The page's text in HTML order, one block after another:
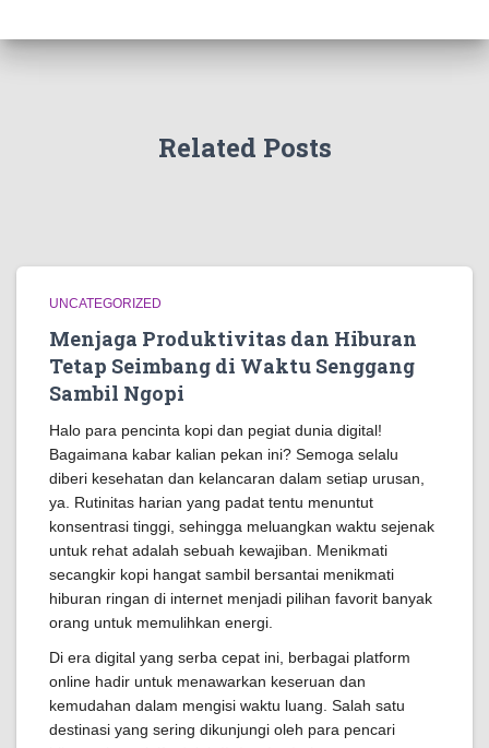
Related Posts
UNCATEGORIZED
Menjaga Produktivitas dan Hiburan
Tetap Seimbang di Waktu Senggang
Sambil Ngopi
Halo para pencinta kopi dan pegiat dunia digital!
Bagaimana kabar kalian pekan ini? Semoga selalu
diberi kesehatan dan kelancaran dalam setiap urusan,
ya. Rutinitas harian yang padat tentu menuntut
konsentrasi tinggi, sehingga meluangkan waktu sejenak
untuk rehat adalah sebuah kewajiban. Menikmati
secangkir kopi hangat sambil bersantai menikmati
hiburan ringan di internet menjadi pilihan favorit banyak
orang untuk memulihkan energi.
Di era digital yang serba cepat ini, berbagai platform
online hadir untuk menawarkan keseruan dan
kemudahan dalam mengisi waktu luang. Salah satu
destinasi yang sering dikunjungi oleh para pencari